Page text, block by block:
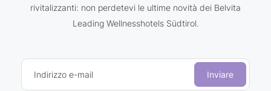
rivitalizzanti: non perdetevi le ultime novità dei Belvita
Leading Wellnesshotels Südtirol.
Indirizzo e-mail Inviare